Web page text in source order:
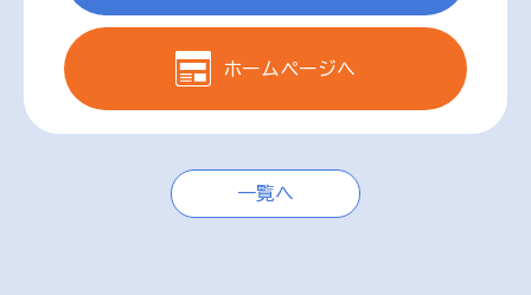
ホームページへ
一覧へ